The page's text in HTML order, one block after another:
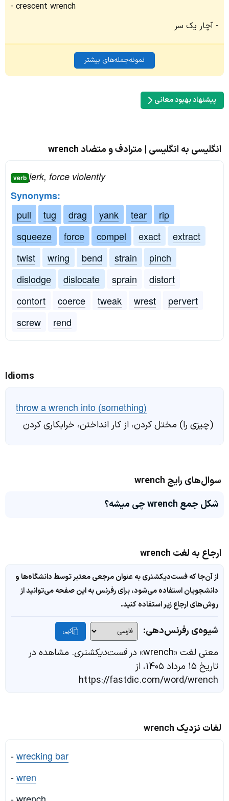
crescent wrench
آچار یک سر
نمونه‌جمله‌های بیشتر
پیشنهاد بهبود معانی
انگلیسی به انگلیسی | مترادف و متضاد wrench
verb jerk, force violently
Synonyms:
pull
tug drag yank tear
rip
squeeze
force compel exact
extract
twist
wring bend strain
pinch
dislodge
dislocate sprain
distort
contort
coerce tweak wrest
pervert
screw
rend
Idioms
throw a wrench into (something)
(چیزی را) مختل کردن، از کار انداختن، خرابکاری کردن
سوال‌های رایج wrench
شکل جمع wrench چی میشه؟
ارجاع به لغت wrench
از آن‌جا که فست‌دیکشنری به عنوان مرجعی معتبر توسط دانشگاه‌ها و
دانشجویان استفاده می‌شود، برای رفرنس به این صفحه می‌توانید از
روش‌های ارجاع زیر استفاده کنید.
شیوه‌ی رفرنس‌دهی: کپی
معنی لغت «wrench» در فست‌دیکشنری. مشاهده در
تاریخ ۱۵ مرداد ۱۴۰۵، از
https://fastdic.com/word/wrench
لغات نزدیک wrench
-wrecking bar
-wren